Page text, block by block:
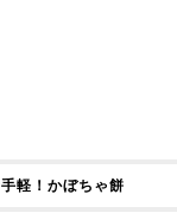
軽！かぼちゃ餅